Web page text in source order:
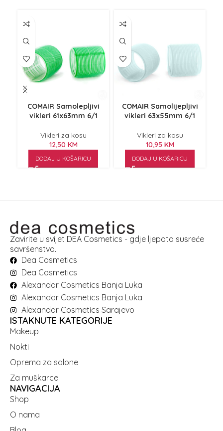
COMAIR Samolepljivi
vikleri 61x63mm 6/1
Vikleri za kosu
12,50 KM
DODAJ U KOŠARICU
COMAIR Samolijepljivi
vikleri 63x55mm 6/1
Vikleri za kosu
10,95 KM
DODAJ U KOŠARICU
Zavirite u svijet DEA Cosmetics - gdje ljepota susreće
savršenstvo.
Dea Cosmetics
Dea Cosmetics
Alexandar Cosmetics Banja Luka
Alexandar Cosmetics Banja Luka
Alexandar Cosmetics Sarajevo
ISTAKNUTE KATEGORIJE
Makeup
Nokti
Oprema za salone
Za muškarce
NAVIGACIJA
Shop
O nama